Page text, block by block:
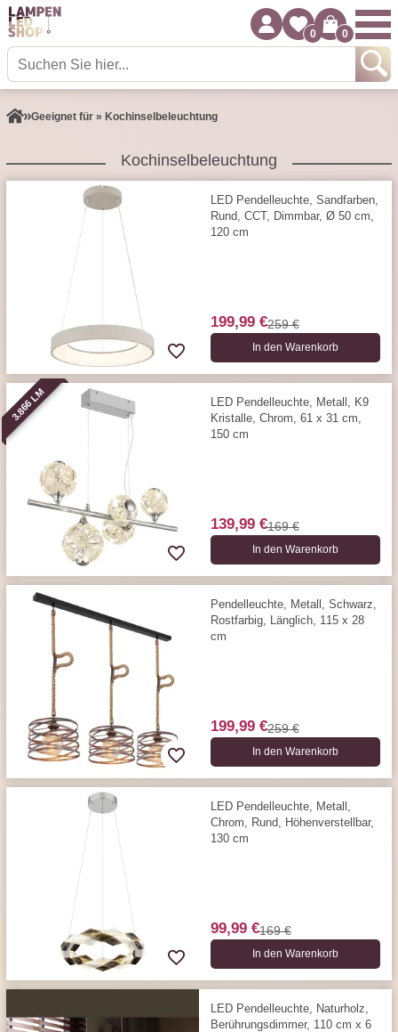
0 0
Geeignet für » Kochinselbeleuchtung
Kochinselbeleuchtung
LED Pendelleuchte, Sandfarben,
Rund, CCT, Dimmbar, Ø 50 cm,
120 cm
199,99 €259 €
In den Warenkorb
3.866 LM
LED Pendelleuchte, Metall, K9
Kristalle, Chrom, 61 x 31 cm,
150 cm
139,99 €169 €
In den Warenkorb
Pendelleuchte, Metall, Schwarz,
Rostfarbig, Länglich, 115 x 28
cm
199,99 €259 €
In den Warenkorb
LED Pendelleuchte, Metall,
Chrom, Rund, Höhenverstellbar,
130 cm
99,99 €169 €
In den Warenkorb
LED Pendelleuchte, Naturholz,
Berührungs­dimmer, 110 cm x 6